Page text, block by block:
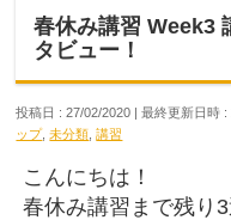
春休み講習 Week3
タビュー！
投稿日 : 27/02/2020 最終更新日時 :
ップ,未分類 ,講習
こんにちは！
春休み講習まで残り